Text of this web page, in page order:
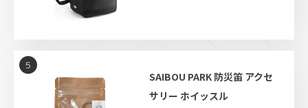
SAIBOU PARK 防災笛 アクセ
サリー ホイッスル
5